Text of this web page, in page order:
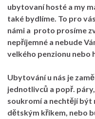
ubytovaní hosté a my
také bydlíme. To pro
námi a proto prosíme
nepříjemné a nebude
velkého penzionu nebo
Ubytování u nás je
jednotlivců a popř.
soukromí a nechtějí být
dětským křikem, nebo